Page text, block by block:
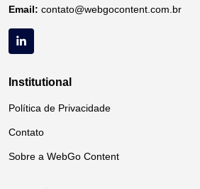
Email: contato@webgocontent.com.br
Institutional
Política de Privacidade
Contato
Sobre a WebGo Content